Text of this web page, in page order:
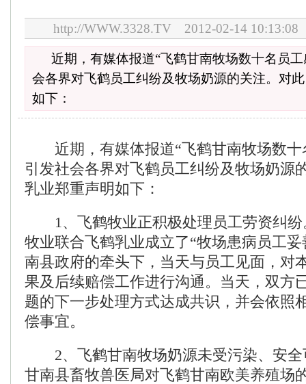
http://WWW.3328.TV 2012-02-14
近期，有媒体报道“飞鹤甘南牧场数十名员
会各界对飞鹤员工纠纷及牧场奶源的关注。对
如下：
近期，有媒体报道“飞鹤甘南牧场数十
引发社会各界对飞鹤员工纠纷及牧场奶源
乳业郑重声明如下：
1、飞鹤牧业正积极处理员工劳资纠纷
牧业联合飞鹤乳业成立了“牧场患病员工
南县政府的牵头下，当天与员工见面，对
果及后续赔偿工作进行沟通。当天，双方
题的下一步处理方式达成共识，并会依照
偿事宜。
2、飞鹤甘南牧场奶源未受污染、安全
甘南县畜牧兽医局对飞鹤甘南欧美养殖场